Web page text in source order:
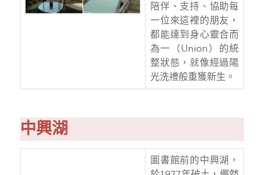
陪伴、支持、協助每
一位來這裡的朋友，
都能達到身心靈合而
為一（Union）的統
整狀態，就像經過陽
光洗禮般重獲新生。
中興湖
圖書館前的中興湖，